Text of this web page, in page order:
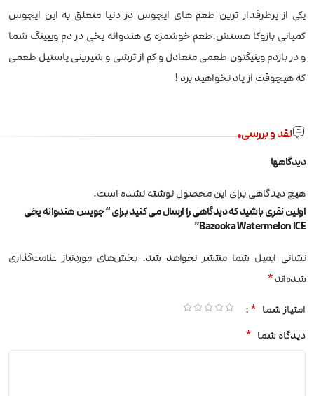
یکی از پرطرفدار ترین طعم های ایجوس در دنیا متعلق به این ایجوس
کمپانی بازوکا هستش.طعم خوشمزه ی هندوانه یخی در دم ویپینگ شما
و در بازدم وینیگتون طعمی متعادل و کم از ترشی و شیرینی پاستیل طعمی
که هیچوقت از یاد نخواهید برد !
نقد و بررسی
دیدگاهها
هیچ دیدگاهی برای این محصول نوشته نشده است.
اولین نفری باشید که دیدگاهی را ارسال می کنید برای “جویس هندوانه یخی
Bazooka Watermelon ICE”
نشانی ایمیل شما منتشر نخواهد شد. بخش‌های موردنیاز علامت‌گذاری
شده‌اند*
امتیاز شما *
دیدگاه شما *